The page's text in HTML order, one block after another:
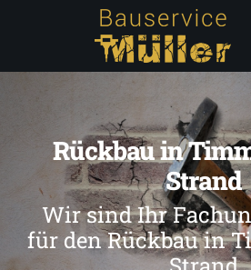
Rückbau in
Strand
Wir sind Ihr
für den Rückbau in